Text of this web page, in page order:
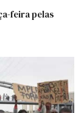
feira pelas